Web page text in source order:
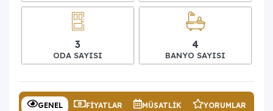
3
ODA SAYISI
4
BANYO SAYISI
GENEL FIYATLAR MÜSATLIK YORUMLAR